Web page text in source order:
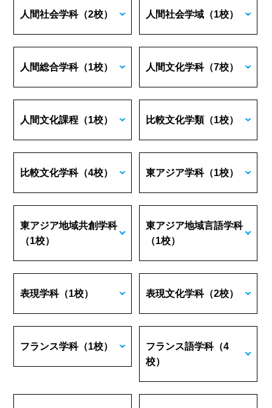
人間社会学科（2校） 人間社会学域 （1校）
人間総合学科（1校） 人間文化学科（7校）
人間文化課程 （1校） 比較文化学類（1校）
比較文化学科（4校） 東アジア学科（1校）
東アジア地域共創学科
（1校）
東アジア地域言語学科
（1校）
表現学科（1校） 表現文化学科（2校）
フランス学科（1校） フランス語学科（4
校）